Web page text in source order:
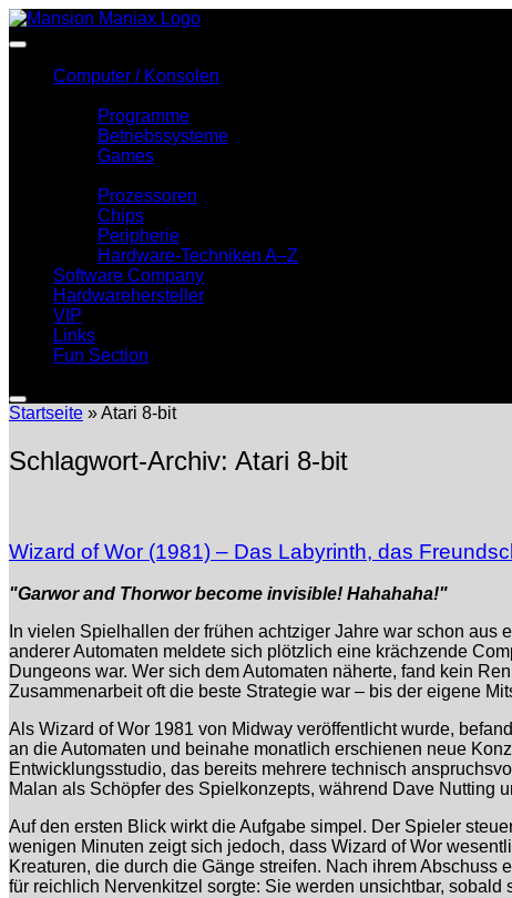
Zum
Inhalt
Computer / Konsolen
Programme
Betriebssysteme
Games
Prozessoren
Chips
Peripherie
Hardware-Techniken A–Z
Software Company
Hardwarehersteller
VIP
Links
Fun Section
Startseite »Atari 8-bit
Schlagwort-Archiv: Atari 8-bit
Wizard of Wor (1981) – Das Labyrinth, das
"Garwor and Thorwor become invisible! Hahahaha!"
In vielen Spielhallen der frühen achtziger Jahre war schon
anderer Automaten meldete sich plötzlich eine krächzende
Dungeons war. Wer sich dem Automaten näherte, fand kein
Zusammenarbeit oft die beste Strategie war – bis der eigene
Als Wizard of Wor 1981 von Midway veröffentlicht wurde,
an die Automaten und beinahe monatlich erschienen neue
Entwicklungsstudio, das bereits mehrere technisch
Malan als Schöpfer des Spielkonzepts, während Dave Nutting
Auf den ersten Blick wirkt die Aufgabe simpel. Der Spieler
wenigen Minuten zeigt sich jedoch, dass Wizard of Wor
Kreaturen, die durch die Gänge streifen. Nach ihrem
für reichlich Nervenkitzel sorgte: Sie werden unsichtbar,